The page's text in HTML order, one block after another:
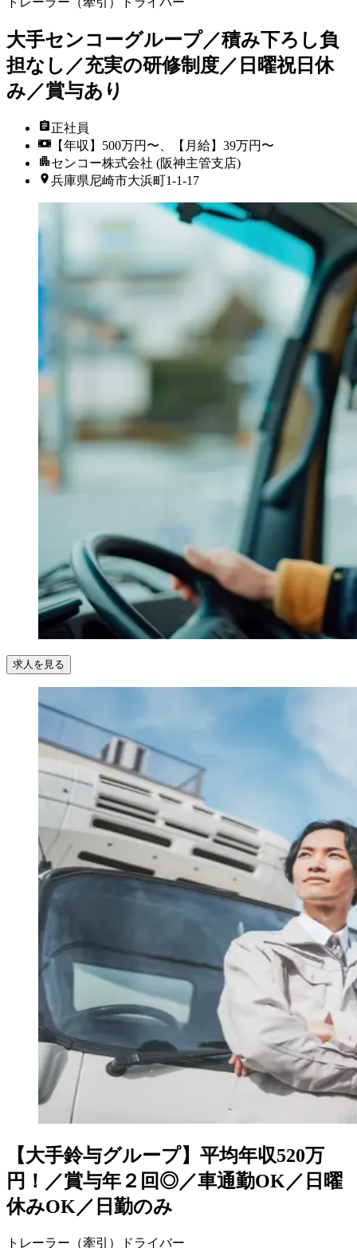
大手センコーグループ／積み下ろし負
担なし／充実の研修制度／日曜祝日休
み／賞与あり
正社員
【年収】500万円〜、【月給】39万円〜
センコー株式会社 (阪神主管支店)
兵庫県尼崎市大浜町1-1-17
求人を見る
【大手鈴与グループ】平均年収520万
円！／賞与年２回◎／車通勤OK／日曜
休みOK／日勤のみ
トレーラー（牽引）ドライバー